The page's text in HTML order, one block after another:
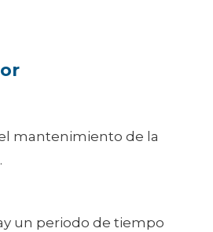
mantenimiento de la
un periodo de tiempo